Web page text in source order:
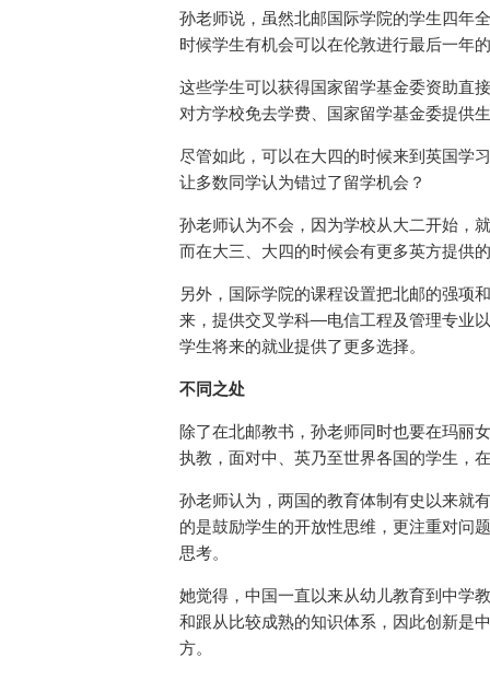
孙老师说，虽然北邮国际学院的学生四年
时候学生有机会可以在伦敦进行最后一年
这些学生可以获得国家留学基金委资助直
对方学校免去学费、国家留学基金委提供
尽管如此，可以在大四的时候来到英国学
让多数同学认为错过了留学机会？
孙老师认为不会，因为学校从大二开始，
而在大三、大四的时候会有更多英方提供
另外，国际学院的课程设置把北邮的强项
来，提供交叉学科—电信工程及管理专业
学生将来的就业提供了更多选择。
不同之处
除了在北邮教书，孙老师同时也要在玛丽
执教，面对中、英乃至世界各国的学生，
孙老师认为，两国的教育体制有史以来就
的是鼓励学生的开放性思维，更注重对问
思考。
她觉得，中国一直以来从幼儿教育到中学
和跟从比较成熟的知识体系，因此创新是
方。